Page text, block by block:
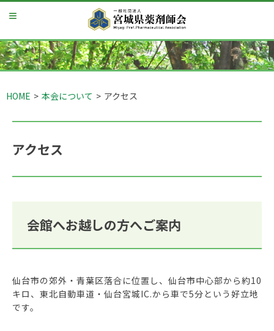
p
t
o
HOME > 本会について > アクセス
アクセス
会館へお越しの方へご案内
仙台市の郊外・青葉区落合に位置し、仙台市中心部から約10
キロ、東北自動車道・仙台宮城IC.から車で5分という好立地
です。